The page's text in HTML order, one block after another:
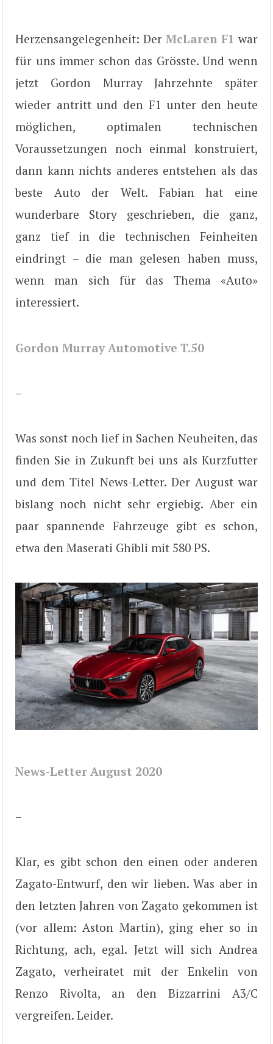
Herzensangelegenheit: Der McLaren F1 war
für uns immer schon das Grösste. Und wenn
jetzt Gordon Murray Jahrzehnte später
wieder antritt und den F1 unter den heute
möglichen, optimalen technischen
Voraussetzungen noch einmal konstruiert,
dann kann nichts anderes entstehen als das
beste Auto der Welt. Fabian hat eine
wunderbare Story geschrieben, die ganz,
ganz tief in die technischen Feinheiten
eindringt – die man gelesen haben muss,
wenn man sich für das Thema «Auto»
interessiert.
Gordon Murray Automotive T.50
–
Was sonst noch lief in Sachen Neuheiten, das
finden Sie in Zukunft bei uns als Kurzfutter
und dem Titel News-Letter. Der August war
bislang noch nicht sehr ergiebig. Aber ein
paar spannende Fahrzeuge gibt es schon,
etwa den Maserati Ghibli mit 580 PS.
News-Letter August 2020
–
Klar, es gibt schon den einen oder anderen
Zagato-Entwurf, den wir lieben. Was aber in
den letzten Jahren von Zagato gekommen ist
(vor allem: Aston Martin), ging eher so in
Richtung, ach, egal. Jetzt will sich Andrea
Zagato, verheiratet mit der Enkelin von
Renzo Rivolta, an den Bizzarrini A3/C
vergreifen. Leider.